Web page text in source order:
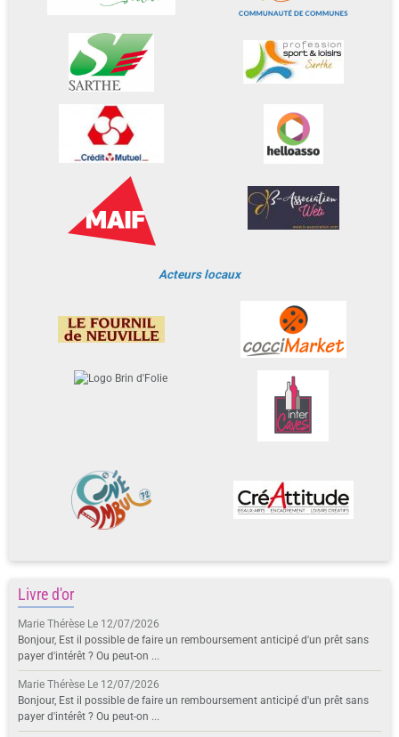
Acteurs locaux
Livre d'or
Marie Thérèse Le 12/07/2026
Bonjour, Est il possible de faire un remboursement anticipé d'un prêt sans
payer d'intérêt ? Ou peut-on ...
Marie Thérèse Le 12/07/2026
Bonjour, Est il possible de faire un remboursement anticipé d'un prêt sans
payer d'intérêt ? Ou peut-on ...